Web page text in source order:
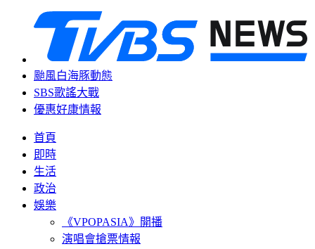
颱風白海豚動態
SBS歌謠大戰
優惠好康情報
首頁
即時
生活
政治
娛樂
《VPOPASIA》開播
演唱會搶票情報